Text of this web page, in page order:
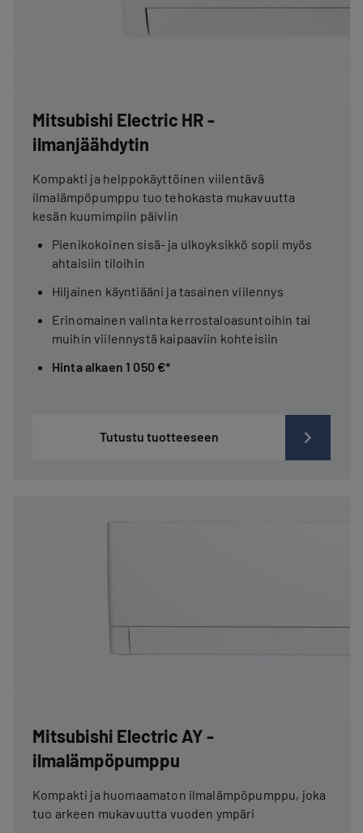
Mitsubishi Electric HR -
ilmanjäähdytin
Kompakti ja helppokäyttöinen viilentävä
ilmalämpöpumppu tuo tehokasta mukavuutta
kesän kuumimpiin päiviin
Pienikokoinen sisä- ja ulkoyksikkö sopii myös
ahtaisiin tiloihin
Hiljainen käyntiääni ja tasainen viilennys
Erinomainen valinta kerrostaloasuntoihin tai
muihin viilennystä kaipaaviin kohteisiin
Hinta alkaen 1 050 €*
Tutustu tuotteeseen
Mitsubishi Electric AY -
ilmalämpöpumppu
Kompakti ja huomaamaton ilmalämpöpumppu, joka
tuo arkeen mukavuutta vuoden ympäri